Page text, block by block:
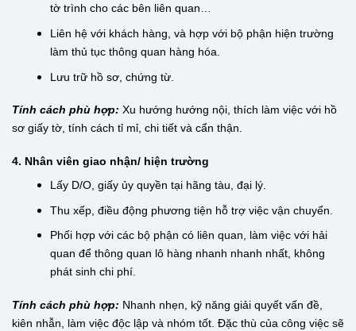
tờ trình cho các bên liên quan…
Liên hệ với khách hàng, và hợp với bộ phận hiện trường
làm thủ tục thông quan hàng hóa.
Lưu trữ hồ sơ, chứng từ.
Tính cách phù hợp: Xu hướng hướng nội, thích làm việc với hồ
sơ giấy tờ, tính cách tỉ mỉ, chi tiết và cẩn thận.
4. Nhân viên giao nhận/ hiện trường
Lấy D/O, giấy ủy quyền tại hãng tàu, đại lý.
Thu xếp, điều động phương tiện hỗ trợ việc vận chuyển.
Phối hợp với các bộ phận có liên quan, làm việc với hải
quan để thông quan lô hàng nhanh nhanh nhất, không
phát sinh chi phí.
Tính cách phù hợp: Nhanh nhẹn, kỹ năng giải quyết vấn đề,
kiên nhẫn, làm việc độc lập và nhóm tốt. Đặc thù của công việc sẽ